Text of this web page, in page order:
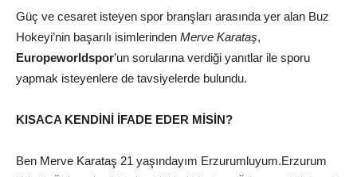
Güç ve cesaret isteyen spor branşları arasında yer alan Buz
Hokeyi’nin başarılı isimlerinden Merve Karataş,
Europeworldspor’un sorularına verdiği yanıtlar ile sporu
yapmak isteyenlere de tavsiyelerde bulundu.
KISACA KENDİNİ İFADE EDER MİSİN?
Ben Merve Karataş 21 yaşındayım Erzurumluyum.Erzurum